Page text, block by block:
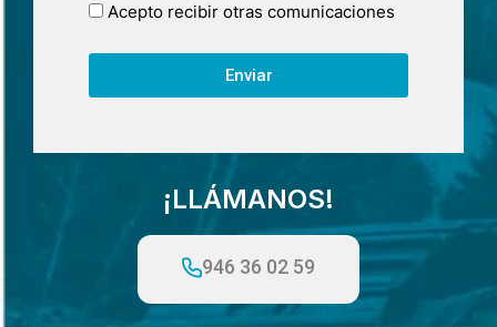
Acepto recibir otras comunicaciones
Enviar
¡LLÁMANOS!
946 36 02 59